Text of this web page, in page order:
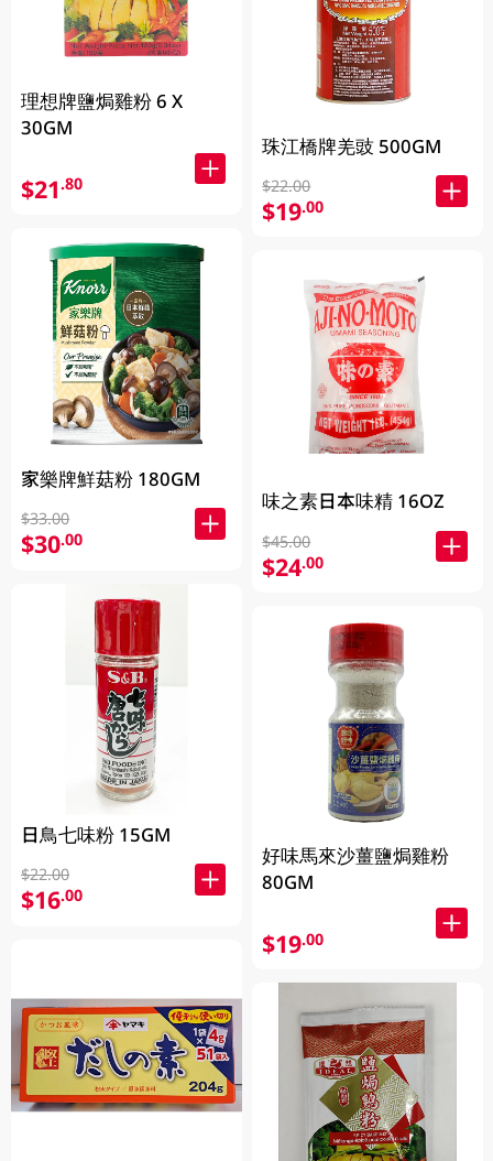
理想牌鹽焗雞粉 6 X
30GM
$21.80
家樂牌鮮菇粉 180GM
$33.00
$30.00
日鳥七味粉 15GM
$22.00
$16.00
珠江橋牌羌豉 500GM
$22.00
$19.00
味之素日本味精 16OZ
$45.00
$24.00
好味馬來沙薑鹽焗雞粉
80GM
$19.00